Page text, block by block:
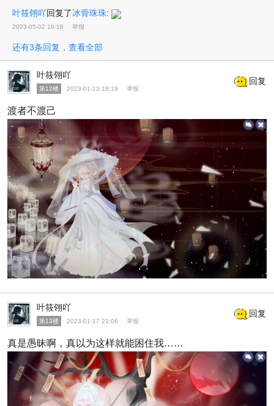
叶筱翎吖回复了冰骨珠珠:
2023-05-02 19:18 举报
还有3条回复，查看全部
叶筱翎吖
第12楼 2023-01-13 18:19 举报
回复
渡者不渡己
叶筱翎吖
第13楼 2023-01-17 21:06 举报
回复
真是愚昧啊，真以为这样就能困住我……